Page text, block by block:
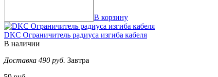
В корзину
DKC Ограничитель радиуса изгиба кабеля
В наличии
Доставка 490 руб. Завтра